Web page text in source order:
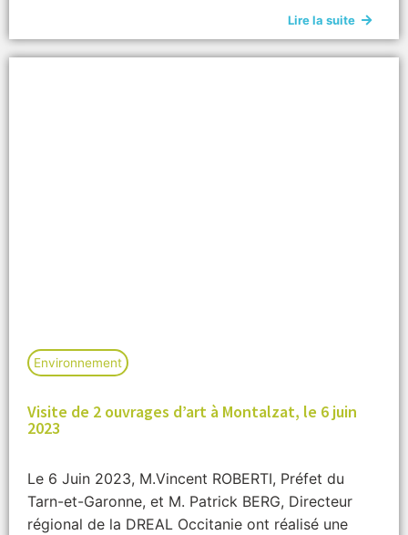
Lire la suite
Environnement
Visite de 2 ouvrages d’art à Montalzat, le 6 juin
2023
Le 6 Juin 2023, M.Vincent ROBERTI, Préfet du
Tarn-et-Garonne, et M. Patrick BERG, Directeur
régional de la DREAL Occitanie ont réalisé une